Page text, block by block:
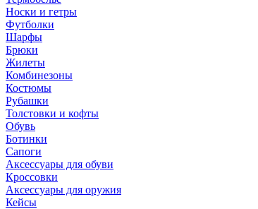
Носки и гетры
Футболки
Шарфы
Брюки
Жилеты
Комбинезоны
Костюмы
Рубашки
Толстовки и кофты
Обувь
Ботинки
Сапоги
Аксессуары для обуви
Кроссовки
Аксессуары для оружия
Кейсы